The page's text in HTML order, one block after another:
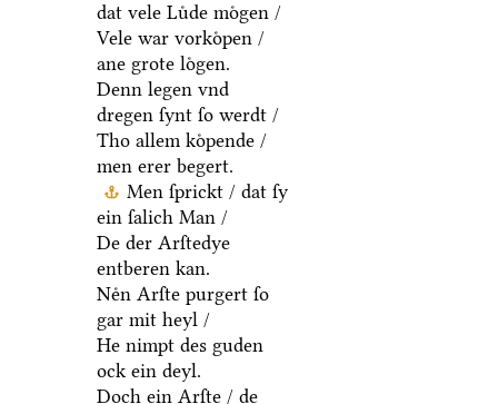
dat vele Luͤde moͤgen /
Vele war vorkoͤpen /
ane grote loͤgen.
Denn legen vnd
dregen ſynt ſo werdt /
Tho allem koͤpende /
men erer begert.
Men ſprickt / dat ſy
ein ſalich Man /
De der Arſtedye
entberen kan.
Neͤn Arſte purgert ſo
gar mit heyl /
He nimpt des guden
ock ein deyl.
Doch ein Arſte / de